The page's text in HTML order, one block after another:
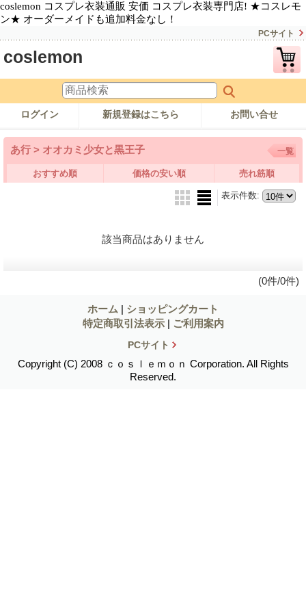
coslemon コスプレ衣装通販 安価 コスプレ衣装専門店! ★コスレモ
ン★ オーダーメイドも追加料金なし！
PCサイト
coslemon
ログイン 新規登録はこちら お問い合せ
あ行 > オオカミ少女と黒王子 一覧
おすすめ順 価格の安い順 売れ筋順
表示件数:
該当商品はありません
(0件/0件)
ホーム | ショッピングカート
特定商取引法表示 | ご利用案内
PCサイト
Copyright (C) 2008 ｃｏｓｌｅｍｏｎ Corporation. All Rights
Reserved.